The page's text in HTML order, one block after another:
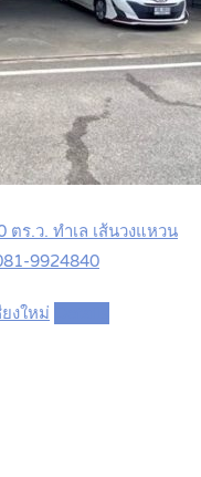
ตร.ว. ทำเล เส้นวงแหวน
9924840
งใหม่